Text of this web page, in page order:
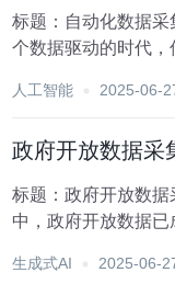
标题：自动化数据
个数据驱动的时代
化数据采集作为这
人工智能 2025-06-
政府开放数据采
标题：政府开放数
中，政府开放数据
增强政府透明度，
生成式AI 2025-06-